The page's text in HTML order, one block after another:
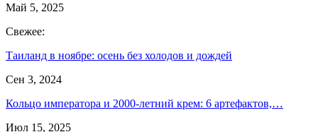
Май 5, 2025
Свежее:
Таиланд в ноябре: осень без холодов и дождей
Сен 3, 2024
Кольцо императора и 2000-летний крем: 6 артефактов,…
Июл 15, 2025